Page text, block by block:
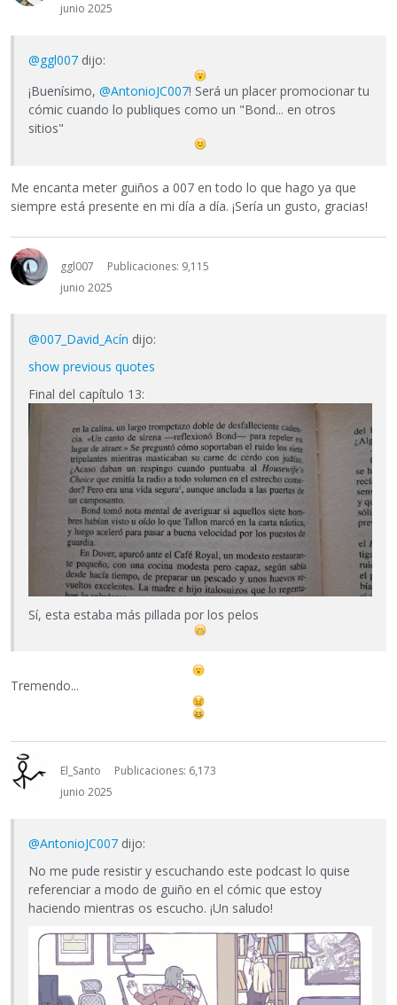
junio 2025
@ggl007 dijo:
¡Buenísimo, @AntonioJC007! Será un placer promocionar tu
cómic cuando lo publiques como un "Bond... en otros
sitios"
Me encanta meter guiños a 007 en todo lo que hago ya que
siempre está presente en mi día a día. ¡Sería un gusto, gracias!
ggl007
Publicaciones: 9,115
junio 2025
@007_David_Acín dijo:
show previous quotes
Final del capítulo 13:
Sí, esta estaba más pillada por los pelos
Tremendo...
El_Santo
Publicaciones: 6,173
junio 2025
@AntonioJC007 dijo:
No me pude resistir y escuchando este podcast lo quise
referenciar a modo de guiño en el cómic que estoy
haciendo mientras os escucho. ¡Un saludo!